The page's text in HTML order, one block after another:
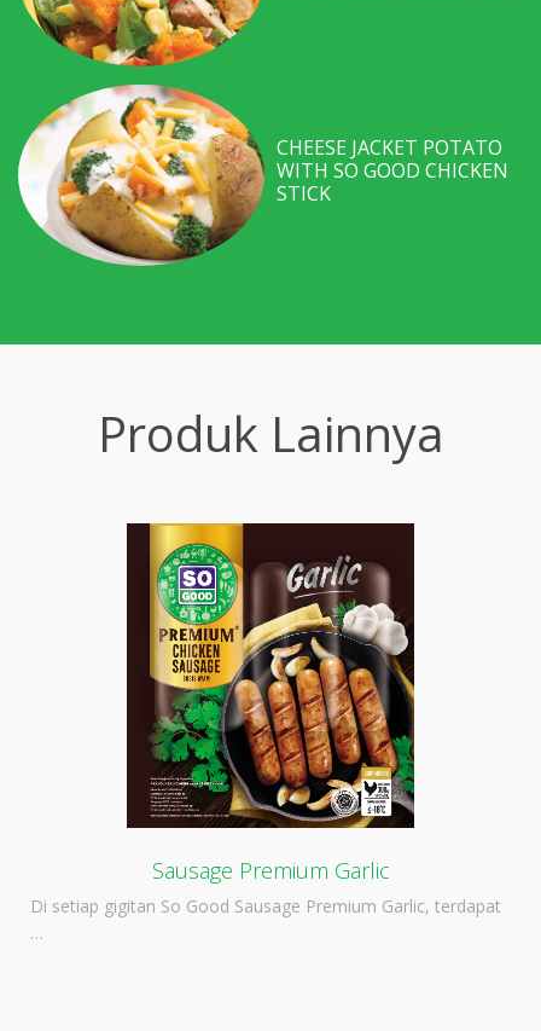
CHEESE JACKET POTATO
WITH SO GOOD CHICKEN
STICK
Produk Lainnya
Sausage Premium Garlic
Di setiap gigitan So Good Sausage Premium Garlic, terdapat
…